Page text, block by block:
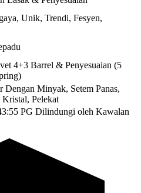
Unik, Trendi, Fesyen,
4+3 Barrel & Penyesuaian (5
Dengan Minyak, Setem Panas,
Pelekat
PG Dilindungi oleh Kawalan